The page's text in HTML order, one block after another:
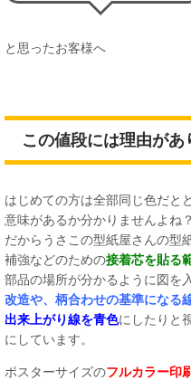
と思ったお客様へ
この値段には理由があ
はじめての方は全部同じ色だと
意味があるか分かりませんよね？
だからうさこの型紙屋さんの型
補強などのための接着芯を貼る
部品の場所が分かるように図を
改造や、柄合わせの基準になる
出来上がり線を青色にしたりと
にしています。
ポスターサイズのフルカラー印